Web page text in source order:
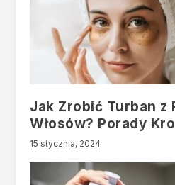
Jak Zrobić Turban z
Włosów? Porady
15 stycznia, 2024